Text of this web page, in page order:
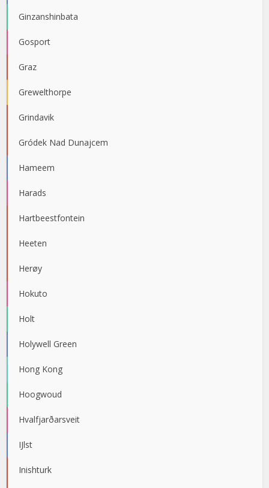
Ginzanshinbata
Gosport
Graz
Grewelthorpe
Grindavik
Gródek Nad Dunajcem
Hameem
Harads
Hartbeestfontein
Heeten
Herøy
Hokuto
Holt
Holywell Green
Hong Kong
Hoogwoud
Hvalfjarðarsveit
IJlst
Inishturk